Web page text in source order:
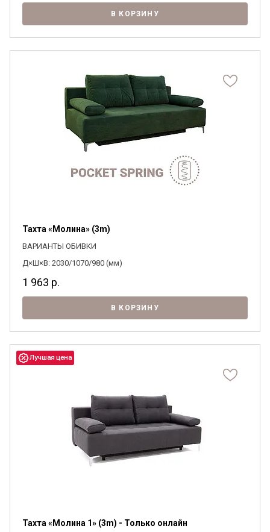
В КОРЗИНУ
Тахта «Молина» (3m)
ВАРИАНТЫ ОБИВКИ
Д×Ш×В: 2030/1070/980 (мм)
1 963 р.
В КОРЗИНУ
Тахта «Молина 1» (3m) - Только онлайн